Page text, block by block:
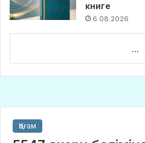
книге
6.08.2026
...